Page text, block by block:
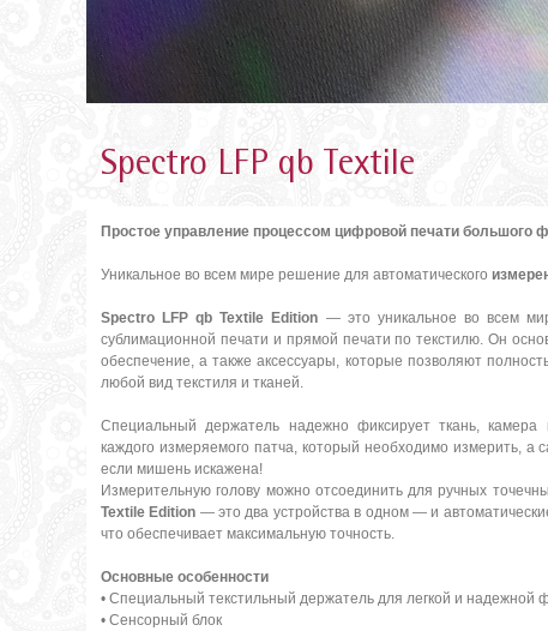
Spectro LFP qb Textile
Простое управление процессом цифровой печати большого
Уникальное во всем мире решение для автоматического
Spectro LFP qb Textile Edition — это уникальное во всем
сублимационной печати и прямой печати по текстилю. Он
обеспечение, а также аксессуары, которые позволяют
любой вид текстиля и тканей.
Специальный держатель надежно фиксирует ткань,
каждого измеряемого патча, который необходимо измерить,
если мишень искажена!
Измерительную голову можно отсоединить для ручных
Textile Edition — это два устройства в одном — и
что обеспечивает максимальную точность.
Основные особенности
• Специальный текстильный держатель для легкой и надежной
• Сенсорный блок